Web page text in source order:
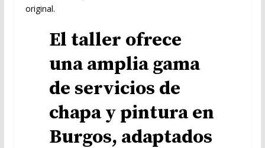
original.
El taller ofrece
una amplia gama
de servicios de
chapa y pintura en
Burgos, adaptados